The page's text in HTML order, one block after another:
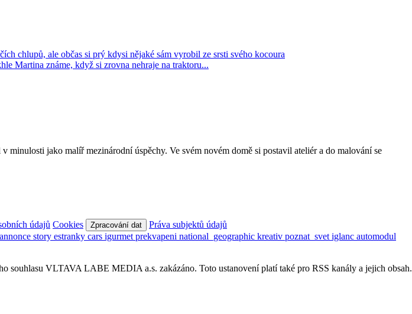
jako malíř mezinárodní úspěchy. Ve svém novém domě si postavil ateliér a do malování se
údajů Cookies Zpracování dat
Práva subjektů údajů
annonce story estranky cars igurmet prekvapeni national_geographic kreativ poznat_svet iglanc automodul
souhlasu VLTAVA LABE MEDIA a.s. zakázáno. Toto ustanovení platí také pro RSS kanály a jejich obsah.